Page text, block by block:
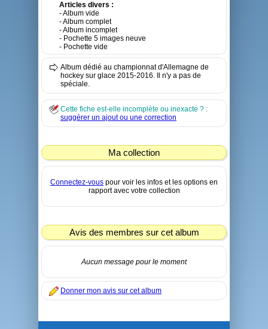
Articles divers :
- Album vide
- Album complet
- Album incomplet
- Pochette 5 images neuve
- Pochette vide
Album dédié au championnat d'Allemagne de
hockey sur glace 2015-2016. Il n'y a pas de
spéciale.
Cette fiche est-elle incomplète ou inexacte ? :
suggérer un ajout ou une correction
Ma collection
Connectez-vous pour voir les infos et les options en
rapport avec votre collection
Avis des membres sur cet album
Aucun message pour le moment
Donner mon avis sur cet album